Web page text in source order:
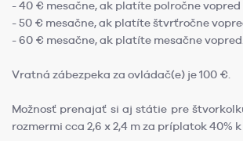
- 40 € mesačne, ak platíte polročne vopred
- 50 € mesačne, ak platíte štvrťročne
- 60 € mesačne, ak platíte mesačne vopred.
Vratná zábezpeka za ovládač(e) je 100 €.
Možnosť prenajať si aj státie pre
rozmermi cca 2,6 x 2,4 m za príplatok 40% k